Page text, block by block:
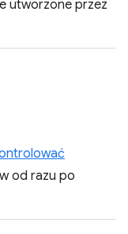
utworzone przez
od razu po